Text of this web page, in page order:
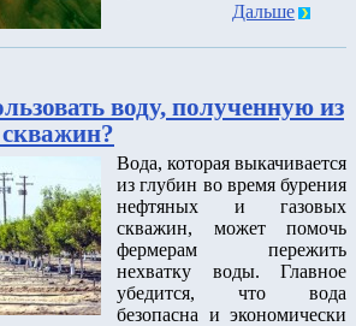
Дальше
воду, полученную из
Вода, которая выкачивается
из глубин во время бурения
нефтяных и газовых
скважин, может помочь
фермерам пережить
нехватку воды. Главное
убедится, что вода
безопасна и экономически